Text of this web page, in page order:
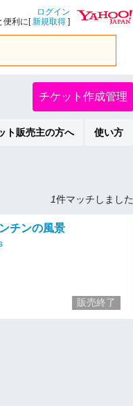
ログイン
便利に[新規取得 ]
チケット作成管理
ト販売主の方へ 使い方
1件マッチしました
チンの風景
販売終了